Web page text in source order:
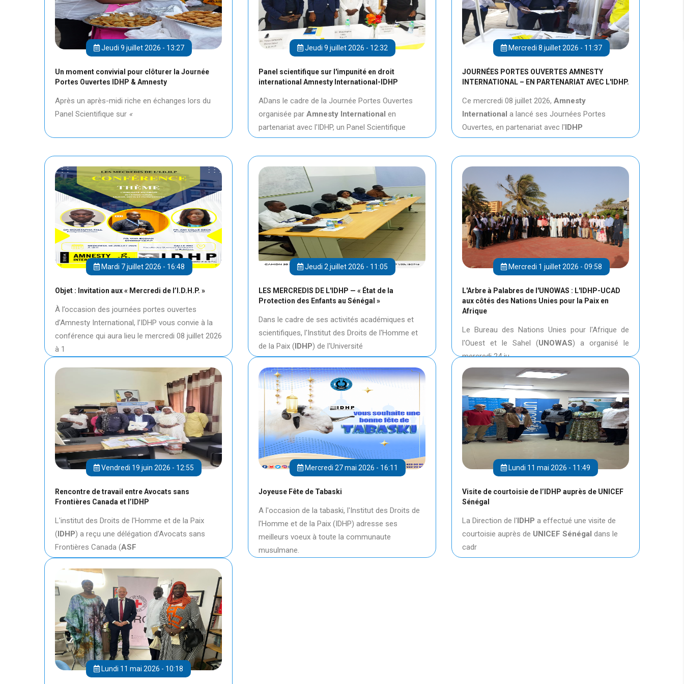
Jeudi 9 juillet 2026 - 13:27
Un moment convivial pour clôturer la Journée
Portes Ouvertes IDHP & Amnesty
Après un après-midi riche en échanges lors du
Panel Scientifique sur «
Jeudi 9 juillet 2026 - 12:32
Panel scientifique sur l'impunité en droit
international Amnesty International-IDHP
ADans le cadre de la Journée Portes Ouvertes
organisée par Amnesty International en
partenariat avec l'IDHP, un Panel Scientifique
Mercredi 8 juillet 2026 - 11:37
JOURNÉES PORTES OUVERTES AMNESTY
INTERNATIONAL – EN PARTENARIAT AVEC L'IDHP.
Ce mercredi 08 juillet 2026, Amnesty
International a lancé ses Journées Portes
Ouvertes, en partenariat avec l'IDHP
Mardi 7 juillet 2026 - 16:48
Objet : Invitation aux « Mercredi de l’I.D.H.P. »
À l’occasion des journées portes ouvertes
d’Amnesty International, l’IDHP vous convie à la
conférence qui aura lieu le mercredi 08 juillet 2026
à 1
Jeudi 2 juillet 2026 - 11:05
LES MERCREDIS DE L'IDHP — « État de la
Protection des Enfants au Sénégal »
Dans le cadre de ses activités académiques et
scientifiques, l'Institut des Droits de l'Homme et
de la Paix (IDHP) de l'Université
Mercredi 1 juillet 2026 - 09:58
L'Arbre à Palabres de l'UNOWAS : L'IDHP-UCAD
aux côtés des Nations Unies pour la Paix en
Afrique
Le Bureau des Nations Unies pour l'Afrique de
l'Ouest et le Sahel (UNOWAS) a organisé le
mercredi 24 ju
Vendredi 19 juin 2026 - 12:55
Rencontre de travail entre Avocats sans
Frontières Canada et l’IDHP
L'institut des Droits de l'Homme et de la Paix
(IDHP) a reçu une délégation d'Avocats sans
Frontières Canada (ASF
Mercredi 27 mai 2026 - 16:11
Joyeuse Fête de Tabaski
A l'occasion de la tabaski, l'Institut des Droits de
l'Homme et de la Paix (IDHP) adresse ses
meilleurs voeux à toute la communaute
musulmane.
Lundi 11 mai 2026 - 11:49
Visite de courtoisie de l’IDHP auprès de UNICEF
Sénégal
La Direction de l'IDHP a effectué une visite de
courtoisie auprès de UNICEF Sénégal dans le
cadr
Lundi 11 mai 2026 - 10:18